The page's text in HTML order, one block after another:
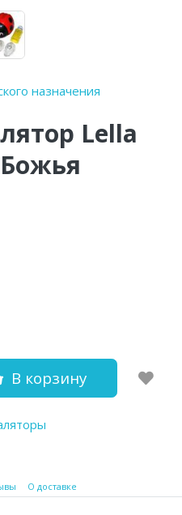
назначения
Lella
В корзину
О доставке
и